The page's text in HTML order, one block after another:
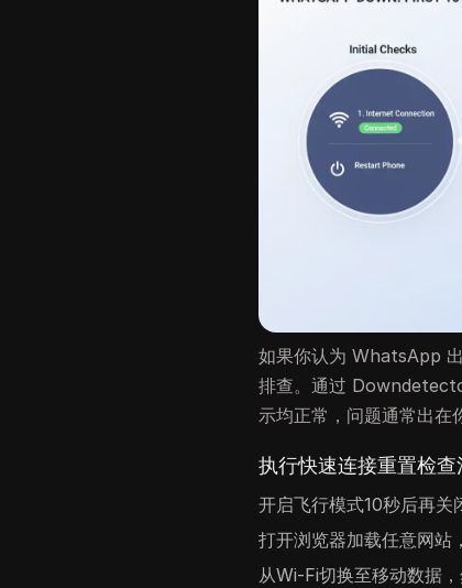
如果你认为 WhatsApp
排查。通过
示均正常，问题通常出在
执行快速连接重置检查
开启飞行模式10秒后再关
打开浏览器加载任意网站
从Wi-Fi切换至移动数据